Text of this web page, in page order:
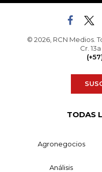
© 2026, RCN Medios.
Cr.
TODAS
Agronegocios
Análisis